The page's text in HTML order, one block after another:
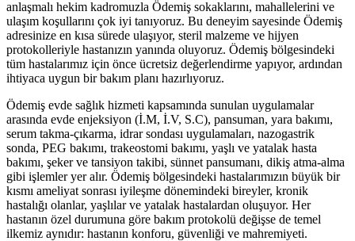
anlaşmalı hekim kadromuzla Ödemiş sokaklarını, mahallelerini ve
ulaşım koşullarını çok iyi tanıyoruz. Bu deneyim sayesinde Ödemiş
adresinize en kısa sürede ulaşıyor, steril malzeme ve hijyen
protokolleriyle hastanızın yanında oluyoruz. Ödemiş bölgesindeki
tüm hastalarımız için önce ücretsiz değerlendirme yapıyor, ardından
ihtiyaca uygun bir bakım planı hazırlıyoruz.
Ödemiş evde sağlık hizmeti kapsamında sunulan uygulamalar
arasında evde enjeksiyon (İ.M, İ.V, S.C), pansuman, yara bakımı,
serum takma-çıkarma, idrar sondası uygulamaları, nazogastrik
sonda, PEG bakımı, trakeostomi bakımı, yaşlı ve yatalak hasta
bakımı, şeker ve tansiyon takibi, sünnet pansumanı, dikiş atma-alma
gibi işlemler yer alır. Ödemiş bölgesindeki hastalarımızın büyük bir
kısmı ameliyat sonrası iyileşme dönemindeki bireyler, kronik
hastalığı olanlar, yaşlılar ve yatalak hastalardan oluşuyor. Her
hastanın özel durumuna göre bakım protokolü değişse de temel
ilkemiz aynıdır: hastanın konforu, güvenliği ve mahremiyeti.